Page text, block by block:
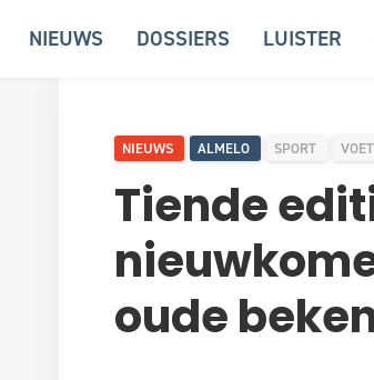
NIEUWS DOSSIERS LUISTER
NIEUWS ALMELO SPORT
Tiende
oude